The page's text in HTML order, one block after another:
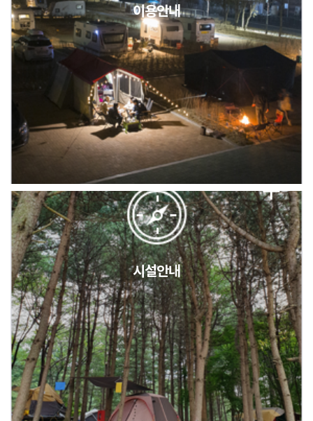
2026년 5월 캠핑장 안점 점검의 날 변경 안내
캠핑장(9월1일~6일) 미운영 공지
[6/1]전산시스템 점검 및 안정화에 따른 서비스 이용 제한 안내
이용안내
시설안내